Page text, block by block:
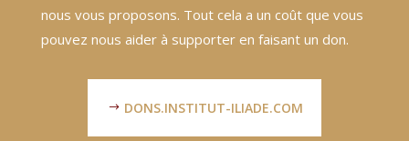
nous vous proposons. Tout cela a un coût que vous
pouvez nous aider à supporter en faisant un don.
DONS.INSTITUT-ILIADE.COM